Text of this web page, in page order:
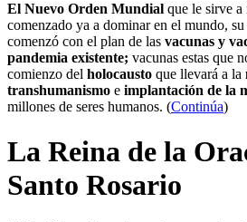
El Nuevo Orden Mundial que le sirve a
comenzado ya a dominar en el mundo, su
comenzó con el plan de las vacunas y
pandemia existente; vacunas estas que
comienzo del holocausto que llevará a la
transhumanismo e implantación de la
millones de seres humanos. (Continúa)
La Reina de la
Santo Rosario